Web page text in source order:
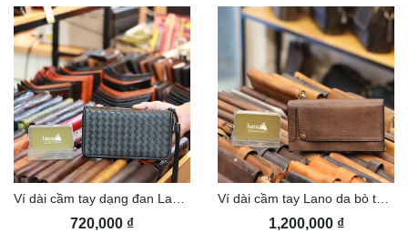
720,000 ₫ 1,200,000 ₫